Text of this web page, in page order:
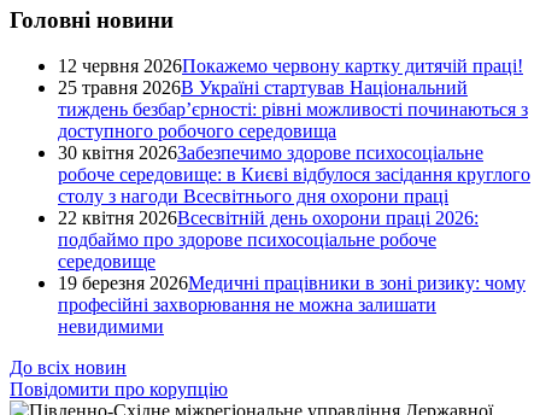
Головні новини
12 червня 2026Покажемо червону картку дитячій праці!
25 травня 2026В Україні стартував Національний
тиждень безбар’єрності: рівні можливості починаються з
доступного робочого середовища
30 квітня 2026Забезпечимо здорове психосоціальне
робоче середовище: в Києві відбулося засідання круглого
столу з нагоди Всесвітнього дня охорони праці
22 квітня 2026Всесвітній день охорони праці 2026:
подбаймо про здорове психосоціальне робоче
середовище
19 березня 2026Медичні працівники в зоні ризику: чому
професійні захворювання не можна залишати
невидимими
До всіх новин
Повідомити про корупцію